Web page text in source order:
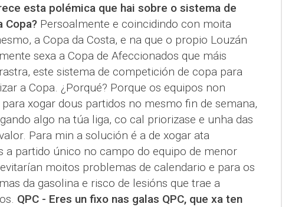
esta polémica que hai sobre o sistema de
Copa?Persoalmente e coincidindo con moita
a Copa da Costa, e na que o propio Louzán
sexa a Copa de Afeccionados que máis
este sistema de competición de copa para
a Copa. ¿Porqué? Porque os equipos non
xogar dous partidos no mesmo fin de semana,
algo na túa liga, co cal priorizase e unha das
Para min a solución é a de xogar ata
a partido único no campo do equipo de menor
moitos problemas de calendario e para os
da gasolina e risco de lesións que trae a
QPC - Eres un fixo nas galas QPC, que xa ten